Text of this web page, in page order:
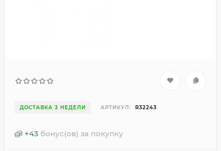
ДОСТАВКА 3 НЕДЕЛИ АРТИКУЛ: R32243
+43 бонус(ов) за покупку